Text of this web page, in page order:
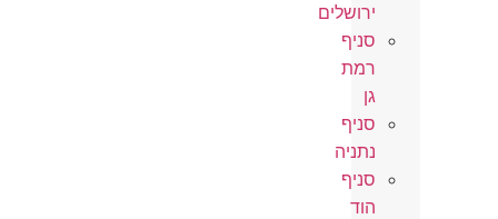
ירושלים
סניף
רמת
גן
סניף
נתניה
סניף
הוד